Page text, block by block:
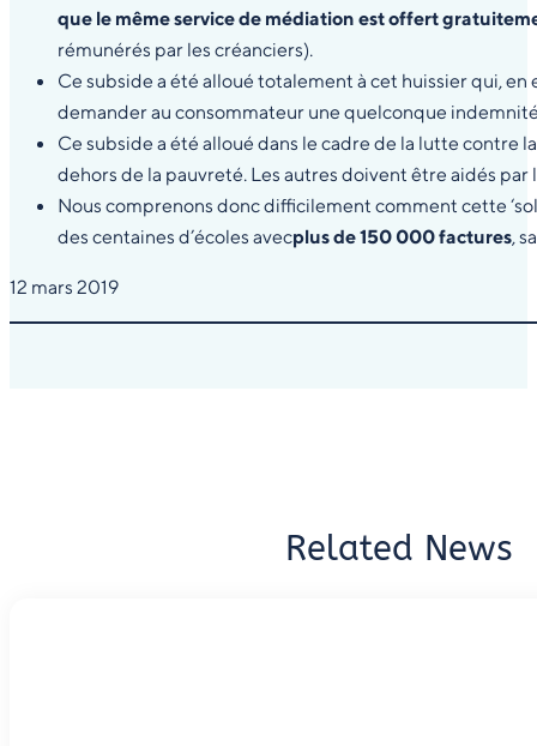
que le même service de médiation est offert
rémunérés par les créanciers).
Ce subside a été alloué totalement à cet huissier qui,
demander au consommateur une quelconque
Ce subside a été alloué dans le cadre de la lutte contre
dehors de la pauvreté. Les autres doivent être aidés par
Nous comprenons donc difficilement comment cette
des centaines d’écoles avecplus de 150 000 factures,
12 mars 2019
Related News